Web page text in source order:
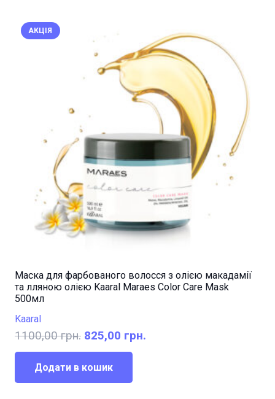
АКЦІЯ
Маска для фарбованого волосся з олією макадамії
та лляною олією Kaaral Maraes Color Care Mask
500мл
Kaaral
1100,00грн. Оригінальна
ціна:
1100,00 грн..
825,00 грн.
Додати в кошик